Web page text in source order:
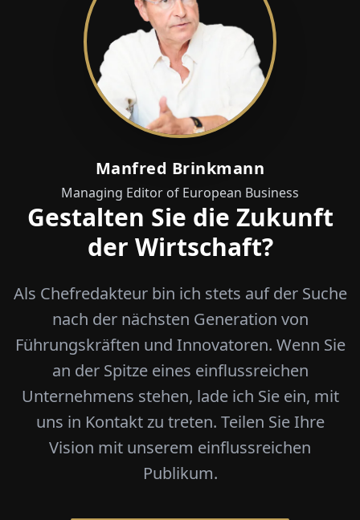
Manfred Brinkmann
Managing Editor of European Business
Gestalten Sie die Zukunft
der Wirtschaft?
Als Chefredakteur bin ich stets auf der Suche
nach der nächsten Generation von
Führungskräften und Innovatoren. Wenn Sie
an der Spitze eines einflussreichen
Unternehmens stehen, lade ich Sie ein, mit
uns in Kontakt zu treten. Teilen Sie Ihre
Vision mit unserem einflussreichen
Publikum.